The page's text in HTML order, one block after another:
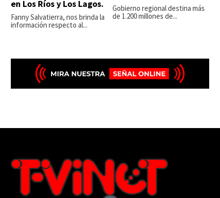
en Los Ríos y Los Lagos.
Fanny Salvatierra, nos brinda la
información respecto al...
Gobierno regional destina más
de 1.200 millones de...